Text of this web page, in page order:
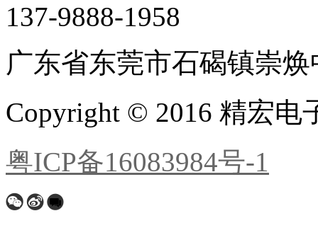
137-9888-1958
广东省东莞市石碣镇崇
Copyright © 2016 精宏电
粤ICP备16083984号-1